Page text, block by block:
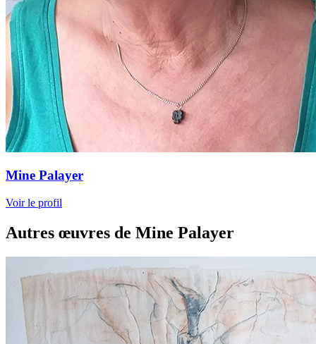
Mine Palayer
Voir le profil
Autres œuvres de Mine Palayer